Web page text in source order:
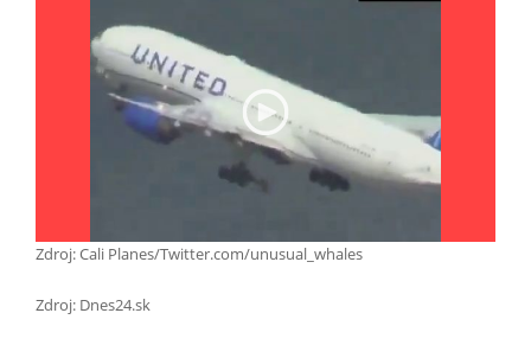
Zdroj: Cali Planes/Twitter.com/unusual_whales
Zdroj: Dnes24.sk